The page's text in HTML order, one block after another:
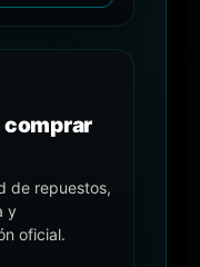
comprar
de repuestos,
y
oficial.